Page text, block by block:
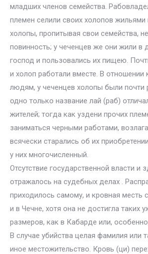
младших членов семейства.
племен селили своих холопов жильями
холопы, пропитывая свои семейства,
повинность; у чеченцев же они жили в
господ и пользовались их пищею.
и холоп работали вместе. В отношении
людям, у чеченцев холопы были почти
одно только название лай (раб)
жителей; тогда как уздени прочих
заниматься черными работами,
всячески старались об их
у них многочисленный.
Отсутствие государственной власти и
отражалось на судебных делах .
приходилось самому, и кровная месть
и в Чечне, хотя она не достигла таких
размеров, как в Кабарде или,
В случае убийства целая фамилия или
иное местожительство. Кровь (ци)